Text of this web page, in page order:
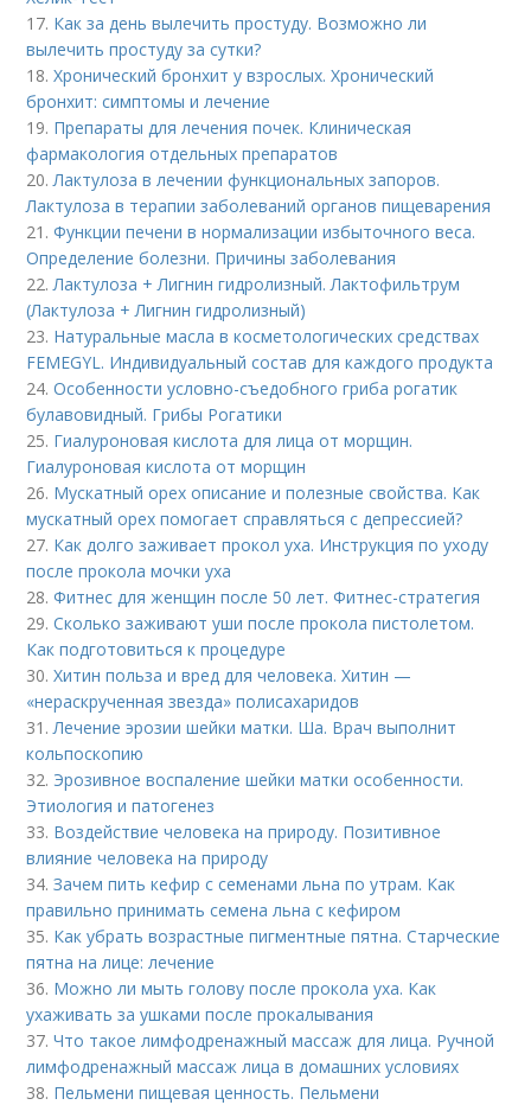
17. Как за день вылечить простуду. Возможно ли
вылечить простуду за сутки?
18.Хронический бронхит у взрослых. Хронический
бронхит: симптомы и лечение
19. Препараты для лечения почек. Клиническая
фармакология отдельных препаратов
20. Лактулоза в лечении функциональных запоров.
Лактулоза в терапии заболеваний органов пищеварения
21.Функции печени в нормализации избыточного веса.
Определение болезни. Причины заболевания
22. Лактулоза + Лигнин гидролизный. Лактофильтрум
(Лактулоза + Лигнин гидролизный)
23. Натуральные масла в косметологических средствах
FEMEGYL. Индивидуальный состав для каждого продукта
24.Особенности условно-съедобного гриба рогатик
булавовидный. Грибы Рогатики
25. Гиалуроновая кислота для лица от морщин.
Гиалуроновая кислота от морщин
26. Мускатный орех описание и полезные свойства. Как
мускатный орех помогает справляться с депрессией?
27. Как долго заживает прокол уха. Инструкция по уходу
после прокола мочки уха
28.Фитнес для женщин после 50 лет. Фитнес-стратегия
29.Сколько заживают уши после прокола пистолетом.
Как подготовиться к процедуре
30.Хитин польза и вред для человека. Хитин —
«нераскрученная звезда» полисахаридов
31. Лечение эрозии шейки матки. Ша. Врач выполнит
кольпоскопию
32. Эрозивное воспаление шейки матки особенности.
Этиология и патогенез
33. Воздействие человека на природу. Позитивное
влияние человека на природу
34.Зачем пить кефир с семенами льна по утрам. Как
правильно принимать семена льна с кефиром
35. Как убрать возрастные пигментные пятна. Старческие
пятна на лице: лечение
36. Можно ли мыть голову после прокола уха. Как
ухаживать за ушками после прокалывания
37.Что такое лимфодренажный массаж для лица. Ручной
лимфодренажный массаж лица в домашних условиях
38. Пельмени пищевая ценность. Пельмени